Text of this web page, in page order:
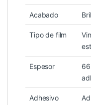
Acabado
Tipo de film
Espesor
Adhesivo